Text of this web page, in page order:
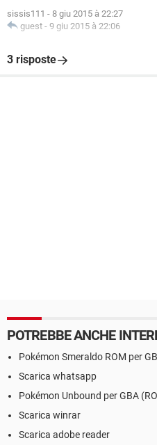
sissis111 - 8 giu 2015 à 22:27
guest - 9 giu 2015 à 22:06
3 risposte
POTREBBE ANCHE
Pokémon Smeraldo ROM per
Scarica whatsapp
Pokémon Unbound per GBA
Scarica winrar
Scarica adobe reader